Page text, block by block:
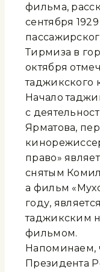
фильма,
сентября
Тирмиза в
октября
таджикского
Начало
с
Ярматова,
право»
снятым
а фильм
году,
таджикским
фильмом.
Напоминаем,
Президента